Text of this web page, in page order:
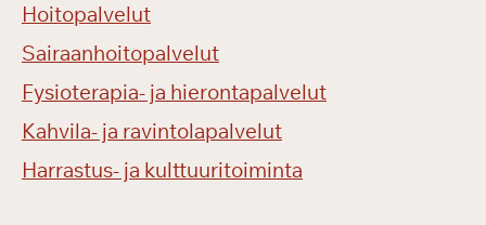
Hoitopalvelut
Sairaanhoitopalvelut
Fysioterapia- ja hierontapalvelut
Kahvila- ja ravintolapalvelut
Harrastus- ja kulttuuritoiminta